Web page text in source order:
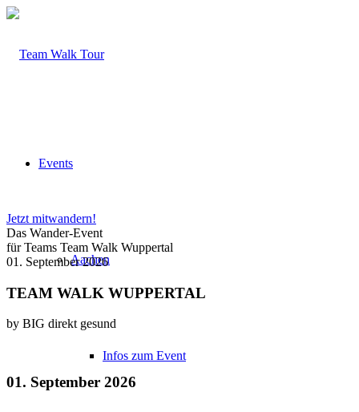
Events
Aachen
Infos zum Event
Jetzt mitwandern!
Das Wander-Event
für Teams Team Walk Wuppertal
01. September 2026
TEAM WALK WUPPERTAL
by BIG direkt gesund
01. September 2026